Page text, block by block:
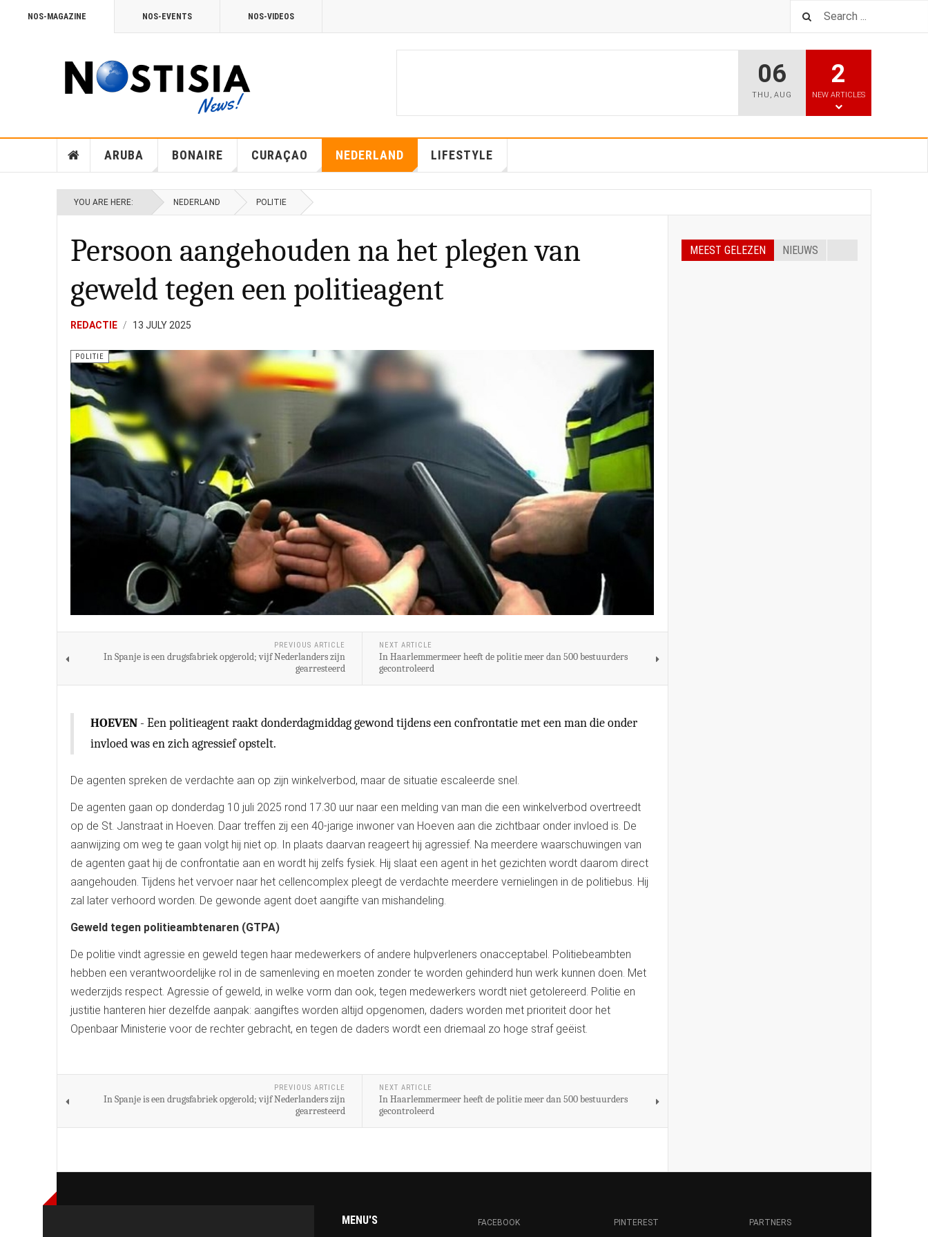
NOS-MAGAZINE NOS-EVENTS NOS-VIDEOS
06
THU , AUG
2
NEW ARTICLES
ARUBA BONAIRE CURAÇAO NEDERLAND LIFESTYLE
YOU ARE HERE: NEDERLAND POLITIE
Persoon aangehouden na het plegen van
geweld tegen een politieagent
REDACTIE 13 JULY 2025
POLITIE
PREVIOUS ARTICLE
In Spanje is een drugsfabriek opgerold; vijf Nederlanders zijn
gearresteerd
NEXT ARTICLE
In Haarlemmermeer heeft de politie meer dan 500 bestuurders
gecontroleerd
HOEVEN - Een politieagent raakt donderdagmiddag gewond tijdens een confrontatie met een man die onder
invloed was en zich agressief opstelt.
De agenten spreken de verdachte aan op zijn winkelverbod, maar de situatie escaleerde snel.
De agenten gaan op donderdag 10 juli 2025 rond 17.30 uur naar een melding van man die een winkelverbod overtreedt
op de St. Janstraat in Hoeven. Daar treffen zij een 40-jarige inwoner van Hoeven aan die zichtbaar onder invloed is. De
aanwijzing om weg te gaan volgt hij niet op. In plaats daarvan reageert hij agressief. Na meerdere waarschuwingen van
de agenten gaat hij de confrontatie aan en wordt hij zelfs fysiek. Hij slaat een agent in het gezichten wordt daarom direct
aangehouden. Tijdens het vervoer naar het cellencomplex pleegt de verdachte meerdere vernielingen in de politiebus. Hij
zal later verhoord worden. De gewonde agent doet aangifte van mishandeling.
Geweld tegen politieambtenaren (GTPA)
De politie vindt agressie en geweld tegen haar medewerkers of andere hulpverleners onacceptabel. Politiebeambten
hebben een verantwoordelijke rol in de samenleving en moeten zonder te worden gehinderd hun werk kunnen doen. Met
wederzijds respect. Agressie of geweld, in welke vorm dan ook, tegen medewerkers wordt niet getolereerd. Politie en
justitie hanteren hier dezelfde aanpak: aangiftes worden altijd opgenomen, daders worden met prioriteit door het
Openbaar Ministerie voor de rechter gebracht, en tegen de daders wordt een driemaal zo hoge straf geëist.
PREVIOUS ARTICLE
In Spanje is een drugsfabriek opgerold; vijf Nederlanders zijn
gearresteerd
NEXT ARTICLE
In Haarlemmermeer heeft de politie meer dan 500 bestuurders
gecontroleerd
MEEST GELEZEN NIEUWS
MENU'S
FACEBOOK
PINTEREST
PARTNERS